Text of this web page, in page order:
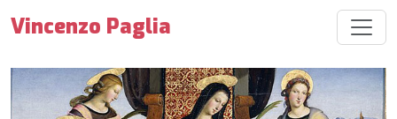
Vincenzo Paglia